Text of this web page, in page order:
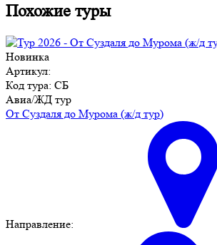
Похожие туры
Новинка
Артикул:
Код тура: СБ
Авиа/ЖД тур
От Суздаля до Мурома (ж/д тур)
Направление: